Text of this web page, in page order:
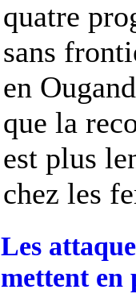
quatre
sans
en
que la
est plus
chez les
Les
mettent en